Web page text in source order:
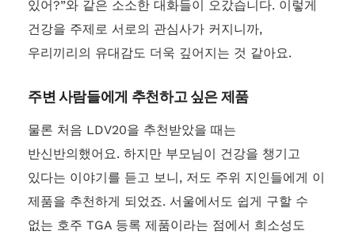
있어?”와 같은 소소한 대화들이 오갔습니다. 이렇게
건강을 주제로 서로의 관심사가 커지니까,
우리끼리의 유대감도 더욱 깊어지는 것 같아요.
주변 사람들에게 추천하고 싶은 제품
물론 처음 LDV20을 추천받았을 때는
반신반의했어요. 하지만 부모님이 건강을 챙기고
있다는 이야기를 듣고 보니, 저도 주위 지인들에게 이
제품을 추천하게 되었죠. 서울에서도 쉽게 구할 수
없는 호주 TGA 등록 제품이라는 점에서 희소성도